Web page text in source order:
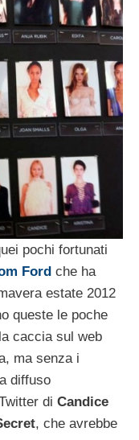
pochi fortunati
Ford che ha
estate 2012
queste le poche
caccia sul web
ma senza i
diffuso
di Candice
, che avrebbe